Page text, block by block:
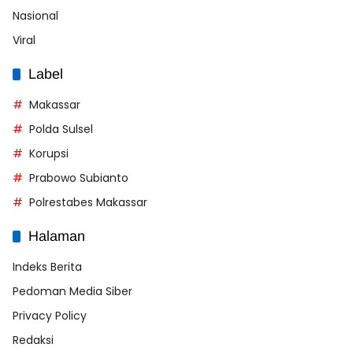
Nasional
Viral
Label
Makassar
Polda Sulsel
Korupsi
Prabowo Subianto
Polrestabes Makassar
Halaman
Indeks Berita
Pedoman Media Siber
Privacy Policy
Redaksi